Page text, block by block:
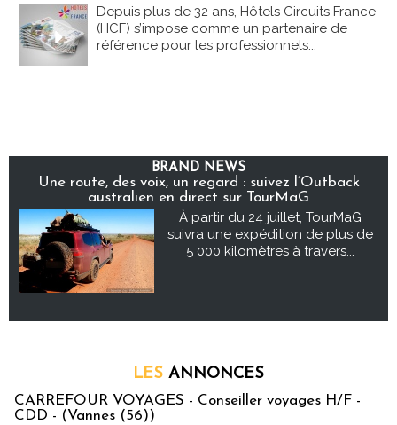
Depuis plus de 32 ans, Hôtels Circuits France
(HCF) s’impose comme un partenaire de
référence pour les professionnels...
BRAND NEWS
Une route, des voix, un regard : suivez l’Outback
australien en direct sur TourMaG
À partir du 24 juillet, TourMaG
suivra une expédition de plus de
5 000 kilomètres à travers...
LES ANNONCES
CARREFOUR VOYAGES - Conseiller voyages H/F -
CDD - (Vannes (56))